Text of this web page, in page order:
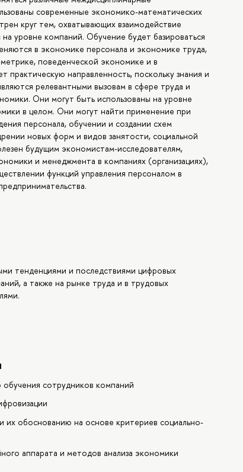
современные экономико-математических
круг тем, охватывающих взаимодействие
уровне компаний. Обучение будет базироваться
в экономике персонала и экономике труда,
поведенческой экономике и в
практическую направленность, поскольку знания и
релевантными вызовам в сфере труда и
Они могут быть использованы на уровне
в целом. Они могут найти применение при
персонала, обучении и создании схем
новых форм и видов занятости, социальной
будущим экономистам-исследователям,
и менеджмента в компаниях (организациях),
функций управления персоналом в
тенденциями и последствиями цифровых
а также на рынке труда и в трудовых
сотрудников компаний
их обоснованию на основе критериев социально-
аппарата и методов анализа экономики